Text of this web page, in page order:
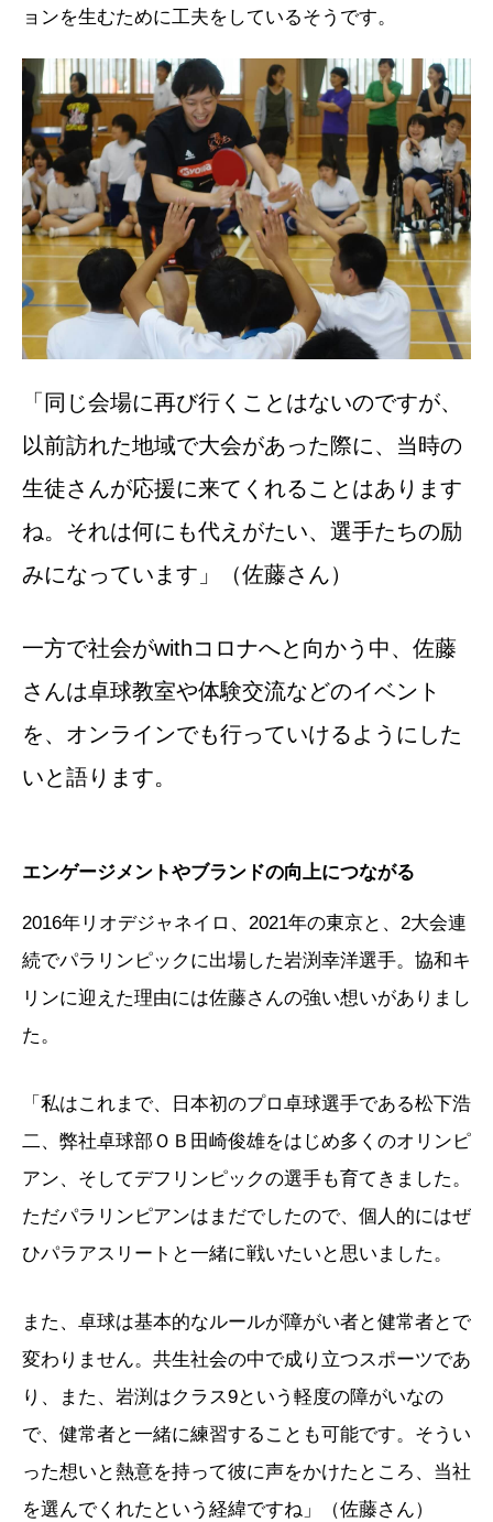
ョンを生むために工夫をしているそうです。
「同じ会場に再び行くことはないのですが、
以前訪れた地域で大会があった際に、当時の
生徒さんが応援に来てくれることはあります
ね。それは何にも代えがたい、選手たちの励
みになっています」（佐藤さん）
一方で社会がwithコロナへと向かう中、佐藤
さんは卓球教室や体験交流などのイベント
を、オンラインでも行っていけるようにした
いと語ります。
エンゲージメントやブランドの向上につながる
2016年リオデジャネイロ、2021年の東京と、2大会連
続でパラリンピックに出場した岩渕幸洋選手。協和キ
リンに迎えた理由には佐藤さんの強い想いがありまし
た。
「私はこれまで、日本初のプロ卓球選手である松下浩
二、弊社卓球部ＯＢ田崎俊雄をはじめ多くのオリンピ
アン、そしてデフリンピックの選手も育てきました。
ただパラリンピアンはまだでしたので、個人的にはぜ
ひパラアスリートと一緒に戦いたいと思いました。
また、卓球は基本的なルールが障がい者と健常者とで
変わりません。共生社会の中で成り立つスポーツであ
り、また、岩渕はクラス9という軽度の障がいなの
で、健常者と一緒に練習することも可能です。そうい
った想いと熱意を持って彼に声をかけたところ、当社
を選んでくれたという経緯ですね」（佐藤さん）